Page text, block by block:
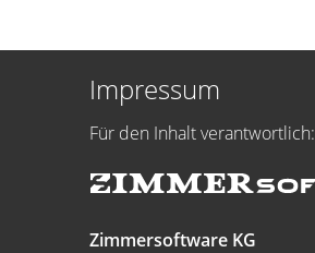
Impressum
Für den Inhalt verantwortlich:
Zimmersoftware KG